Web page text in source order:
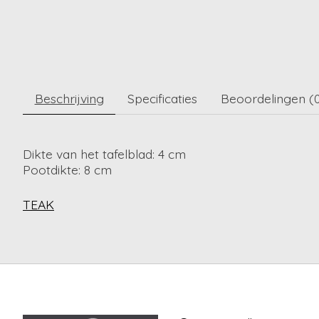
Beschrijving Specificaties Beoordelingen
Dikte van het tafelblad: 4 cm
Pootdikte: 8 cm
TEAK